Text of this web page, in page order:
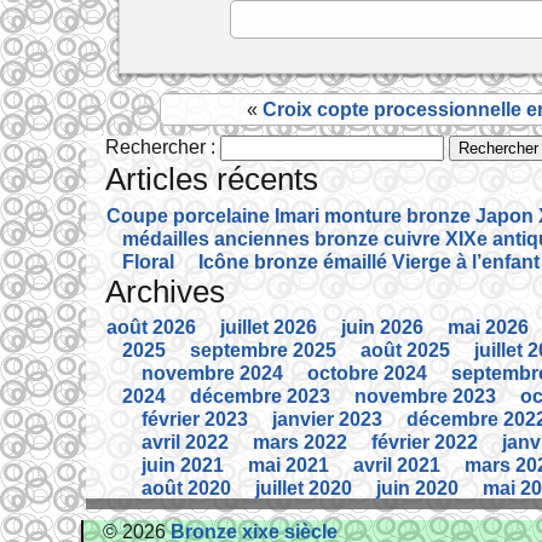
o
o
k
er
« Croix copte processionnelle
Rechercher :
Articles récents
Coupe porcelaine Imari monture bronze Japon
médailles anciennes bronze cuivre XIXe
Floral
Icône bronze émaillé Vierge à
Archives
août 2026 juillet 2026 juin 2026 mai 2026
2025
septembre 2025 août 2025 juillet
novembre 2024
octobre 2024
2024
décembre 2023 novembre 2023
février 2023
janvier 2023 décembre
avril 2022
mars 2022 février 2022
juin 2021
mai 2021 avril 2021 mars
août 2020
juillet 2020 juin 2020 mai
2019
septembre 2019 août 2019 juillet
novembre 2018
octobre 2018
© 2026Bronze xixe siècle